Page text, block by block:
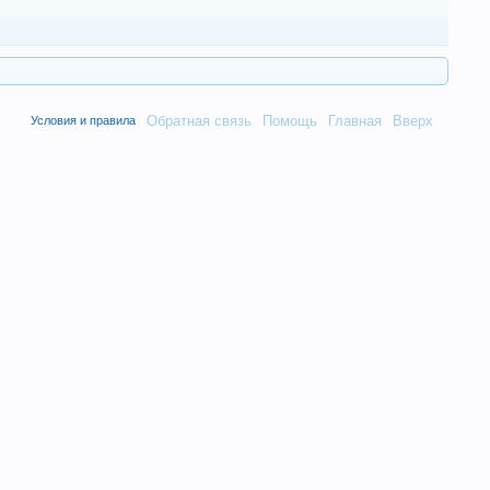
Обратная связь Помощь Главная Вверх
Условия и правила